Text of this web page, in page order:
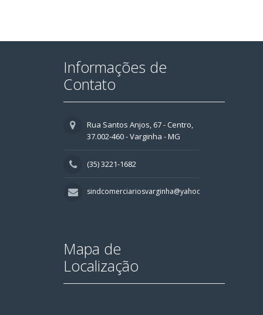
Informações de
Contato
Rua Santos Anjos, 67 - Centro,
37.002-460 - Varginha - MG
(35) 3221-1682
sindcomerciariosvarginha@yahoo.com.br
Mapa de
Localização